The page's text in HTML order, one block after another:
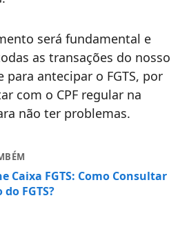
será fundamental e
as transações do nosso
para antecipar o FGTS, por
com o CPF regular na
não ter problemas.
Caixa FGTS: Como Consultar
do FGTS?